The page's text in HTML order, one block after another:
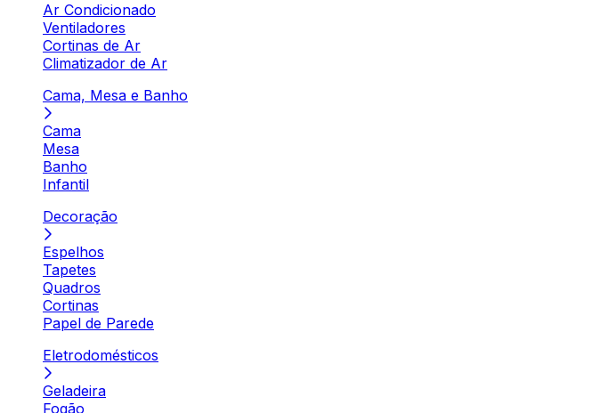
Ar Condicionado
Ventiladores
Cortinas de Ar
Climatizador de Ar
Cama, Mesa e Banho
Cama
Mesa
Banho
Infantil
Decoração
Espelhos
Tapetes
Quadros
Cortinas
Papel de Parede
Eletrodomésticos
Geladeira
Fogão